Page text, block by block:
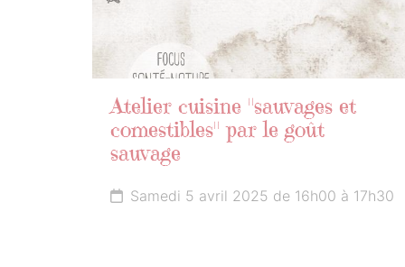
Atelier cuisine "sauvages et
comestibles" par le goût
sauvage
Samedi 5 avril 2025 de 16h00 à 17h30